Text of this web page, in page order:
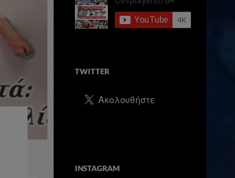
TWITTER
INSTAGRAM